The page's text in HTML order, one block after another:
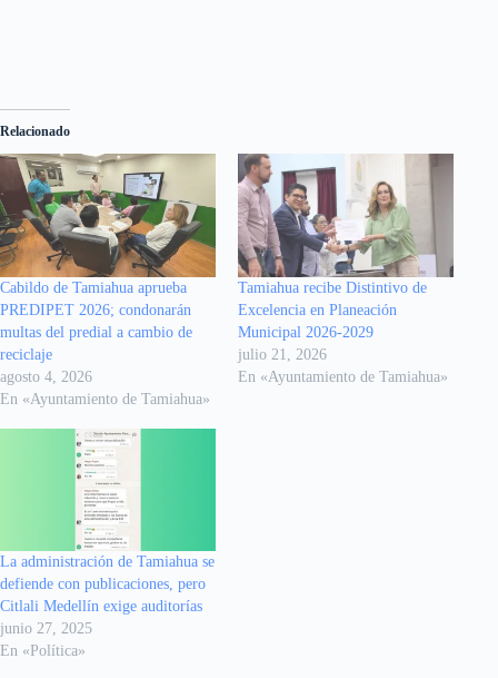
Relacionado
Cabildo de Tamiahua aprueba
PREDIPET 2026; condonarán
multas del predial a cambio de
reciclaje
agosto 4, 2026
En «Ayuntamiento de Tamiahua»
Tamiahua recibe Distintivo de
Excelencia en Planeación
Municipal 2026-2029
julio 21, 2026
En «Ayuntamiento de Tamiahua»
La administración de Tamiahua se
defiende con publicaciones, pero
Citlali Medellín exige auditorías
junio 27, 2025
En «Política»